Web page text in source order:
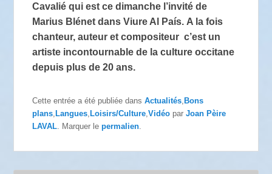
Cavalié qui est ce dimanche l’invité de
Marius Blénet dansViure Al País. A la fois
chanteur, auteur et compositeur c’est un
artiste incontournable de la culture occitane
depuis plus de 20 ans.
Cette entrée a été publiée dansActualités ,Bons
plans ,Langues ,Loisirs/Culture ,Vidéo parJoan Pèire
LAVAL . Marquer lepermalien